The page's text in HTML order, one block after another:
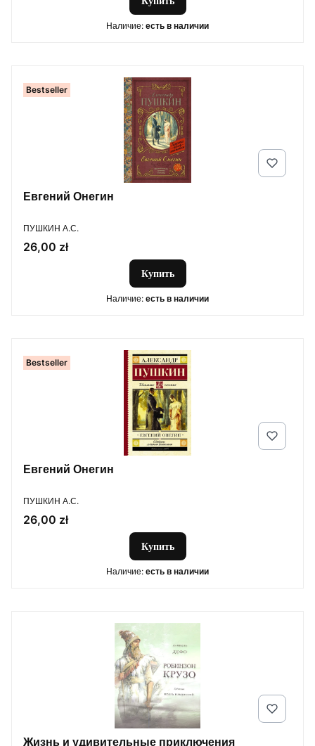
Наличие: есть в наличии
Bestseller
Евгений Онегин
ПРОИЗВОДИТЕЛЬ
ПУШКИН А.С.
Цена
26,00 zł
Купить
Наличие: есть в наличии
Bestseller
Евгений Онегин
ПРОИЗВОДИТЕЛЬ
ПУШКИН А.С.
Цена
26,00 zł
Купить
Наличие: есть в наличии
Жизнь и удивительные приключения